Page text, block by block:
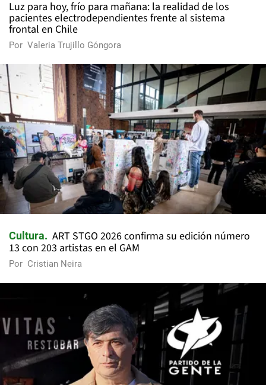
Luz para hoy, frío para mañana: la realidad de los
pacientes electrodependientes frente al sistema
frontal en Chile
Por Valeria Trujillo Góngora
Cultura
ART STGO 2026 confirma su edición número
13 con 203 artistas en el GAM
Por Cristian Neira